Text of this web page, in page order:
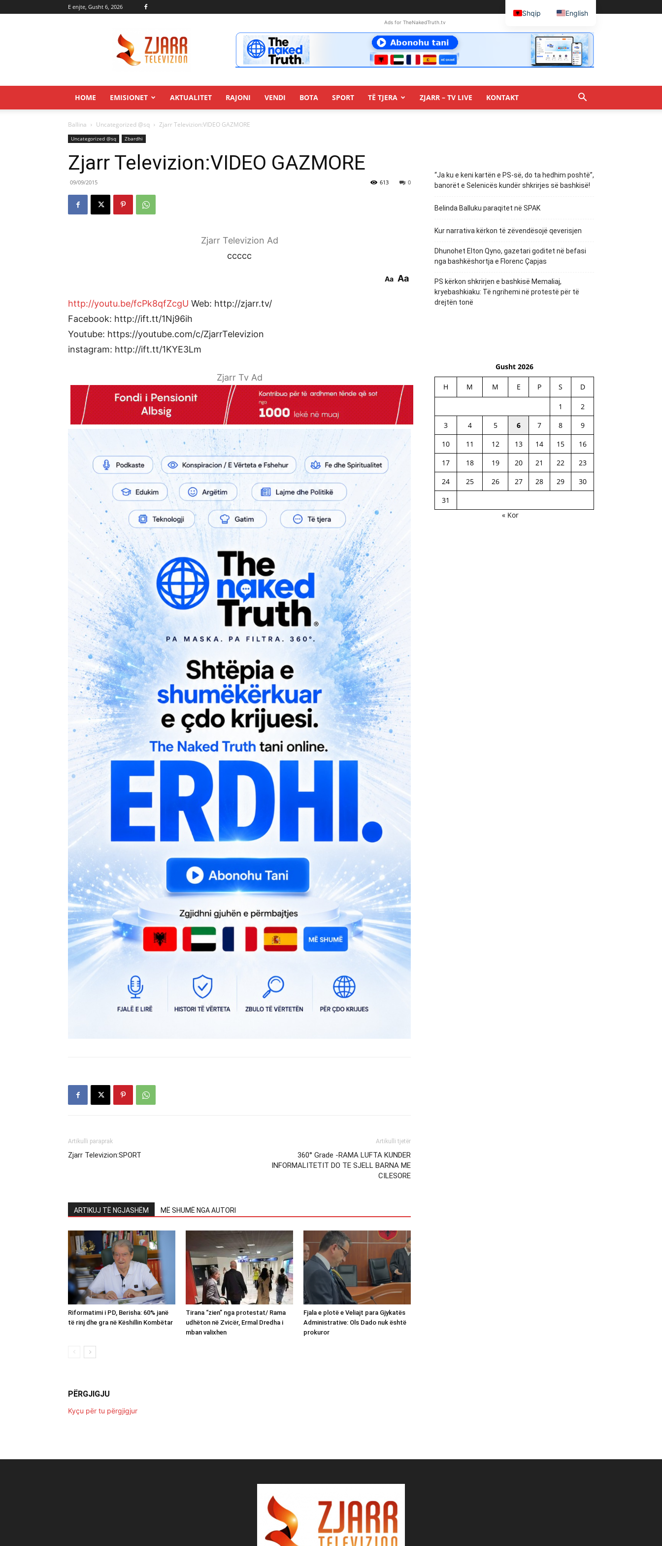
E enjte, Gusht 6, 2026
Ads for TheNakedTruth.tv
HOME EMISIONET AKTUALITET RAJONI VENDI BOTA SPORT TË TJERA ZJARR – TV LIVE KONTAKT
Ballina Uncategorized @sq Zjarr Televizion:VIDEO GAZMORE
Uncategorized @sq Zbardhi
Zjarr Televizion:VIDEO GAZMORE
09/09/2015 0
613
Zjarr Televizion Ad
ccccc
Aa Aa
http://youtu.be/fcPk8qfZcgU Web: http://zjarr.tv/
Facebook: http://ift.tt/1Nj96ih
Youtube: https://youtube.com/c/ZjarrTelevizion
instagram: http://ift.tt/1KYE3Lm
Zjarr Tv Ad
Artikulli paraprak
Zjarr Televizion:SPORT
Artikulli tjetër
360° Grade -RAMA LUFTA KUNDER
INFORMALITETIT DO TE SJELL BARNA ME
CILESORE
ARTIKUJ TË NGJASHËM MË SHUMË NGA AUTORI
Riformatimi i PD, Berisha: 60% janë
të rinj dhe gra në Këshillin Kombëtar
Tirana “zien” nga protestat/ Rama
udhëton në Zvicër, Ermal Dredha i
mban valixhen
Fjala e plotë e Veliajt para Gjykatës
Administrative: Ols Dado nuk është
prokuror
PËRGJIGJU
Kyçu për tu përgjigjur
“Ja ku e keni kartën e PS-së, do ta hedhim poshtë”,
banorët e Selenicës kundër shkrirjes së bashkisë!
Belinda Balluku paraqitet në SPAK
Kur narrativa kërkon të zëvendësojë qeverisjen
Dhunohet Elton Qyno, gazetari goditet në befasi
nga bashkëshortja e Florenc Çapjas
PS kërkon shkrirjen e bashkisë Memaliaj,
kryebashkiaku: Të ngrihemi në protestë për të
drejtën tonë
Gusht 2026
H M M E P S D
1
2
3
4 5 6 7 8
9
10
11 12 13 14 15
16
17
18 19 20 21 22
23
24
25 26 27 28 29
30
31
« Kor
Shqip English